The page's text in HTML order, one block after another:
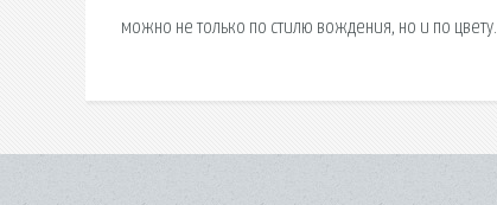
можно не только по стилю вождения, но и по цвету.